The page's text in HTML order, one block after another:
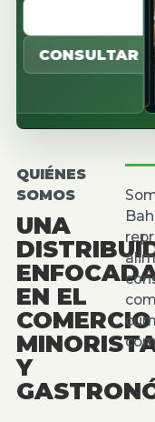
QUIÉNES
SOMOS
UNA
EN EL
COMERCIO
Y